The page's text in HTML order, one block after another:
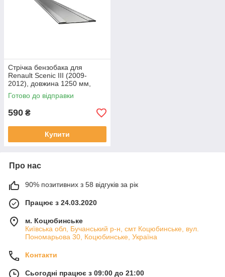
Стрічка бензобака для
Renault Scenic III (2009-
2012), довжина 1250 мм,
ширина 35 мм
Готово до відправки
590 ₴
Купити
Про нас
90% позитивних з 58 відгуків за рік
Працює з 24.03.2020
м. Коцюбинське
Київська обл, Бучанський р-н, смт Коцюбинське, вул.
Пономарьова 30, Коцюбинське, Україна
Контакти
Сьогодні працює з 09:00 до 21:00